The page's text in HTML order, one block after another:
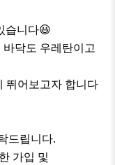
습니다😃
닥도 우레탄이고
뛰어보고자 합니다